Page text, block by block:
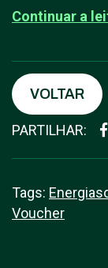
Continuar a
VOLTAR
PARTILHAR:
Tags:
Voucher